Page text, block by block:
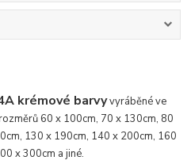
krémové barvyvyráběné ve
60 x 100cm, 70 x 130cm, 80
130 x 190cm, 140 x 200cm, 160
x 300cm a jiné.